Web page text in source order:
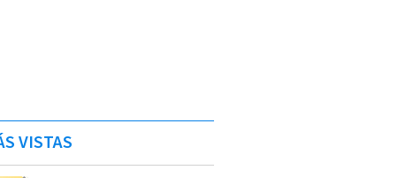
VISTAS